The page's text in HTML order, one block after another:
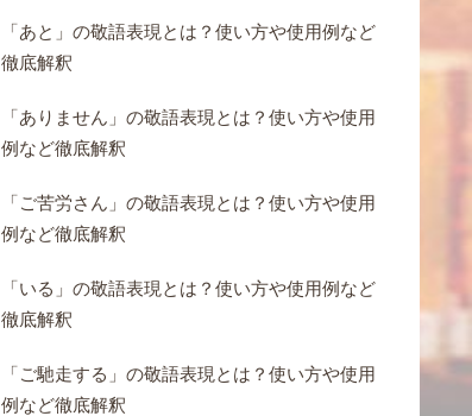
「あと」の敬語表現とは？使い方や使用例など
徹底解釈
「ありません」の敬語表現とは？使い方や使用
例など徹底解釈
「ご苦労さん」の敬語表現とは？使い方や使用
例など徹底解釈
「いる」の敬語表現とは？使い方や使用例など
徹底解釈
「ご馳走する」の敬語表現とは？使い方や使用
例など徹底解釈